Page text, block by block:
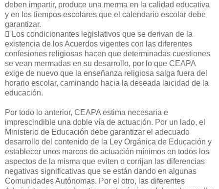
deben impartir, produce una merma en la calidad educativa
y en los tiempos escolares que el calendario escolar debe
garantizar.
􀁺 Los condicionantes legislativos que se derivan de la
existencia de los Acuerdos vigentes con las diferentes
confesiones religiosas hacen que determinadas cuestiones
se vean mermadas en su desarrollo, por lo que CEAPA
exige de nuevo que la enseñanza religiosa salga fuera del
horario escolar, caminando hacia la deseada laicidad de la
educación.
Por todo lo anterior, CEAPA estima necesaria e
imprescindible una doble vía de actuación. Por un lado, el
Ministerio de Educación debe garantizar el adecuado
desarrollo del contenido de la Ley Orgánica de Educación y
establecer unos marcos de actuación mínimos en todos los
aspectos de la misma que eviten o corrijan las diferencias
negativas significativas que se están dando en algunas
Comunidades Autónomas. Por el otro, las diferentes